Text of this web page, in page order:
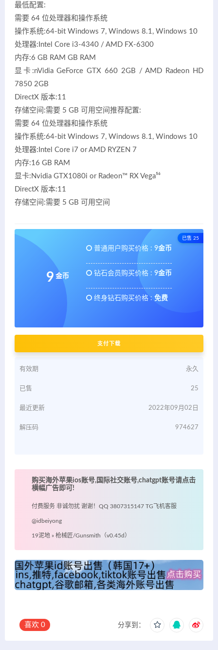
最低配置:
需要 64 位处理器和操作系统
操作系统:64-bit Windows 7, Windows 8.1, Windows 10
处理器:Intel Core i3-4340 / AMD FX-6300
内存:6 GB RAM GB RAM
显卡:nVidia GeForce GTX 660 2GB / AMD Radeon HD
7850 2GB
DirectX 版本:11
存储空间:需要 5 GB 可用空间推荐配置:
需要 64 位处理器和操作系统
操作系统:64-bit Windows 7, Windows 8.1, Windows 10
处理器:Intel Core i7 or AMD RYZEN 7
内存:16 GB RAM
显卡:Nvidia GTX1080i or Radeon™ RX Vega⁵⁶
DirectX 版本:11
存储空间:需要 5 GB 可用空间
已售 25
9 金币
普通用户购买价格 : 9金币
钻石会员购买价格 : 9金币
终身钻石购买价格 : 免费
支付下载
有效期 永久
已售 25
最近更新 2022年09月02日
解压码 974627
购买海外苹果ios账号,国际社交账号,chatgpt账号请点击
横幅广告即可!
付费服务 非诚勿扰 谢谢！QQ 3807315147 TG飞机客服
@idbeiyong
19泥地 » 枪械匠/Gunsmith（v0.45d）
喜欢 0 分享到：